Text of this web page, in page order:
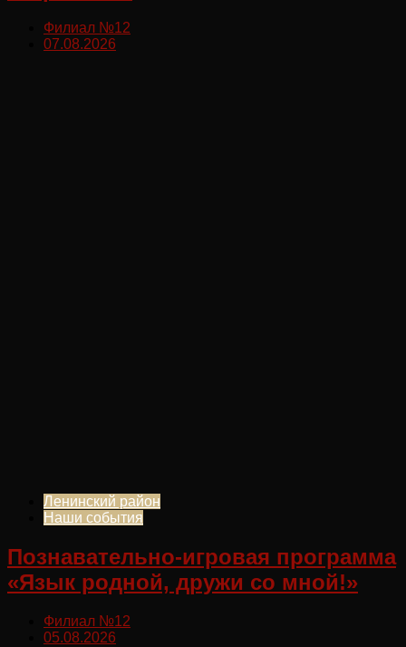
Филиал №12
07.08.2026
Ленинский район
Наши события
Познавательно-игровая программа
«Язык родной, дружи со мной!»
Филиал №12
05.08.2026